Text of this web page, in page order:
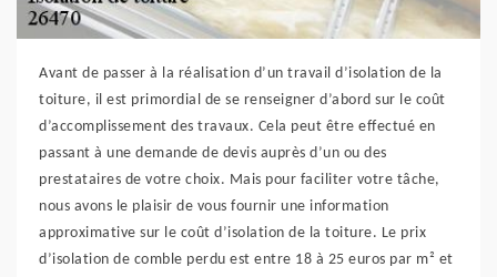
Avant de passer à la réalisation d’un travail d’isolation de la
toiture, il est primordial de se renseigner d’abord sur le coût
d’accomplissement des travaux. Cela peut être effectué en
passant à une demande de devis auprès d’un ou des
prestataires de votre choix. Mais pour faciliter votre tâche,
nous avons le plaisir de vous fournir une information
approximative sur le coût d’isolation de la toiture. Le prix
d’isolation de comble perdu est entre 18 à 25 euros par m² et